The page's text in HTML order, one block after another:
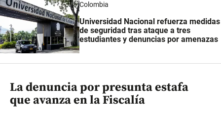
Colombia
Universidad Nacional refuerza medidas
de seguridad tras ataque a tres
estudiantes y denuncias por amenazas
La denuncia por presunta estafa
que avanza en la Fiscalía